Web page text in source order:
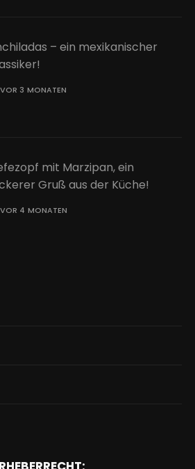
– ein mexikanischer
VOR 3 MONATEN
mit Marzipan, ein
Gruß aus der Küche!
VOR 4 MONATEN